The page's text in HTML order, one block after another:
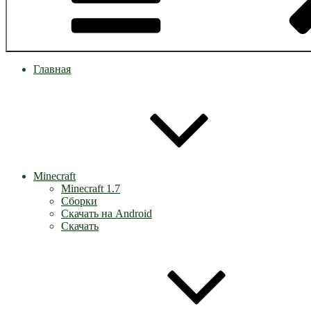
Главная
Minecraft
Minecraft 1.7
Сборки
Скачать на Android
Скачать